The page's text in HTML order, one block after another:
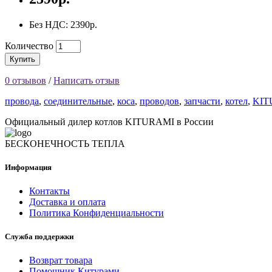
Без НДС: 2390р.
Количество
Купить
0 отзывов /Написать отзыв
провода, соединительные, коса, проводов, запчасти, котел,
Официальный дилер котлов KITURAMI в России
БЕСКОНЕЧНОСТЬ ТЕПЛА
Информация
Контакты
Доставка и оплата
Политика Конфиденциальности
Служба поддержки
Возврат товара